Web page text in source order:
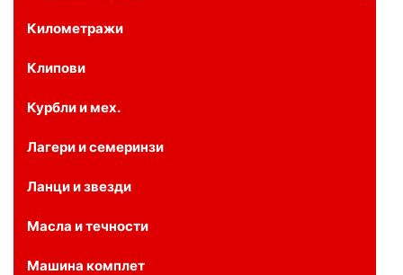
Километражи
Клипови
Курбли и мех.
Лагери и семеринзи
Ланци и звезди
Масла и течности
Машина комплет